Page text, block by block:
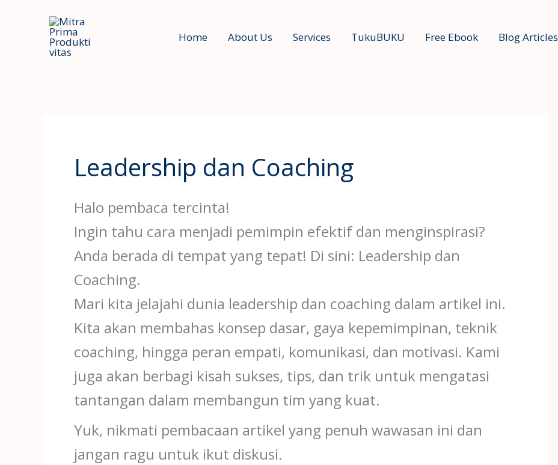
Home About Us Services TukuBUKU Free Ebook Blog Articles
Leadership dan Coaching
Halo pembaca tercinta!
Ingin tahu cara menjadi pemimpin efektif dan menginspirasi?
Anda berada di tempat yang tepat! Di sini: Leadership dan
Coaching.
Mari kita jelajahi dunia leadership dan coaching dalam artikel ini.
Kita akan membahas konsep dasar, gaya kepemimpinan, teknik
coaching, hingga peran empati, komunikasi, dan motivasi. Kami
juga akan berbagi kisah sukses, tips, dan trik untuk mengatasi
tantangan dalam membangun tim yang kuat.
Yuk, nikmati pembacaan artikel yang penuh wawasan ini dan
jangan ragu untuk ikut diskusi.